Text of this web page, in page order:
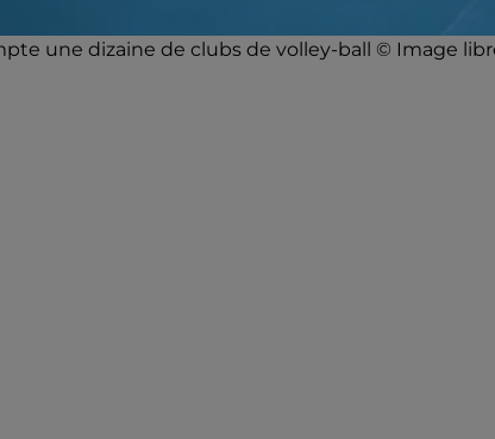
une dizaine de clubs de volley-ball © Image